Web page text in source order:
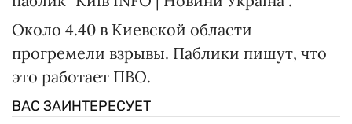
Около 4.40 в Киевской области
прогремели взрывы. Паблики пишут, что
это работает ПВО.
ВАС ЗАИНТЕРЕСУЕТ